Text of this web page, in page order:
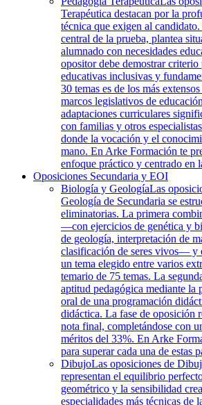
Terapéutica destacan por la
técnica que exigen al
central de la prueba, plantea
alumnado con necesidades
opositor debe demostrar criterio
educativas inclusivas y
30 temas es de los más
marcos legislativos de
adaptaciones curriculares
con familias y otros
donde la vocación y el
mano. En Arke Formación te
enfoque práctico y centrado en
Oposiciones Secundaria y EOI
Biología y GeologíaLas
Geología de Secundaria se
eliminatorias. La primera
—con ejercicios de genética y
de geología, interpretación de
clasificación de seres vivos— y
un tema elegido entre varios
temario de 75 temas. La
aptitud pedagógica mediante la
oral de una programación
didáctica. La fase de oposición
nota final, completándose con
méritos del 33%. En Arke
para superar cada una de estas
DibujoLas oposiciones de
representan el equilibrio
geométrico y la sensibilidad
especialidades más técnicas de